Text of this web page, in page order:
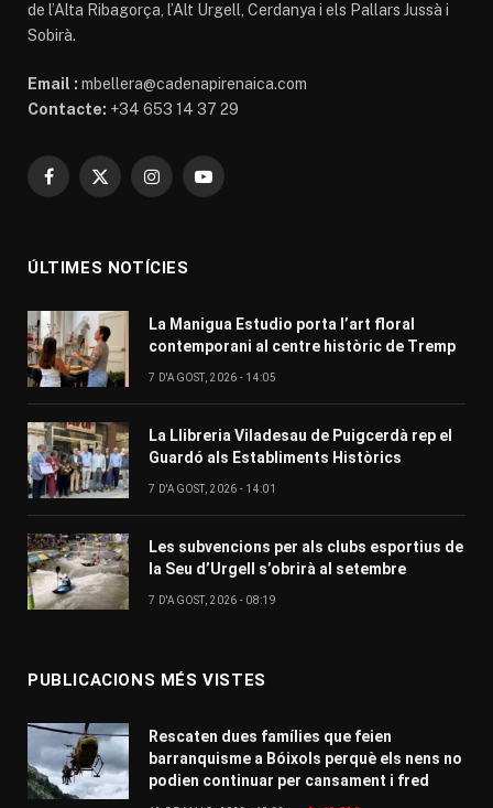
de l’Alta Ribagorça, l’Alt Urgell, Cerdanya i els Pallars Jussà i
Sobirà.
Email : mbellera@cadenapirenaica.com
Contacte: +34 653 14 37 29
Facebook
X
InstagramYouTube
ÚLTIMES NOTÍCIES
La Manigua Estudio porta l’art floral
contemporani al centre històric de Tremp
7 D'AGOST, 2026 - 14:05
La Llibreria Viladesau de Puigcerdà rep el
Guardó als Establiments Històrics
7 D'AGOST, 2026 - 14:01
Les subvencions per als clubs esportius de
la Seu d’Urgell s’obrirà al setembre
7 D'AGOST, 2026 - 08:19
PUBLICACIONS MÉS VISTES
Rescaten dues famílies que feien
barranquisme a Bóixols perquè els nens no
podien continuar per cansament i fred